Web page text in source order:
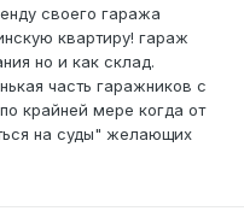
своего гаража
квартиру! гараж
но и как склад.
часть гаражников с
крайней мере когда от
на суды" желающих